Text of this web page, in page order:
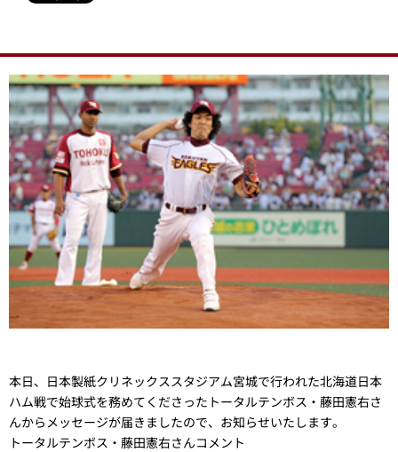
本日、日本製紙クリネックススタジアム宮城で行われた北海道日本
ハム戦で始球式を務めてくださったトータルテンボス・藤田憲右さ
んからメッセージが届きましたので、お知らせいたします。
トータルテンボス・藤田憲右さんコメント